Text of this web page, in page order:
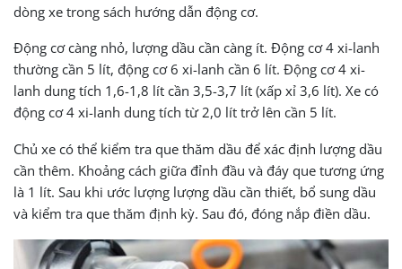
dòng xe trong sách hướng dẫn động cơ.
Động cơ càng nhỏ, lượng dầu cần càng ít. Động cơ 4 xi-lanh
thường cần 5 lít, động cơ 6 xi-lanh cần 6 lít. Động cơ 4 xi-
lanh dung tích 1,6-1,8 lít cần 3,5-3,7 lít (xấp xỉ 3,6 lít). Xe có
động cơ 4 xi-lanh dung tích từ 2,0 lít trở lên cần 5 lít.
Chủ xe có thể kiểm tra que thăm dầu để xác định lượng dầu
cần thêm. Khoảng cách giữa đỉnh đầu và đáy que tương ứng
là 1 lít. Sau khi ước lượng lượng dầu cần thiết, bổ sung dầu
và kiểm tra que thăm định kỳ. Sau đó, đóng nắp điền dầu.